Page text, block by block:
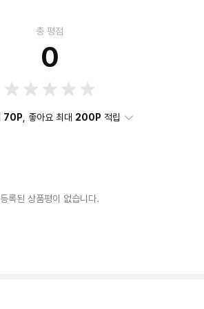
총 평점
0
70P , 좋아요 최대 200P 적립
등록된 상품평이 없습니다.